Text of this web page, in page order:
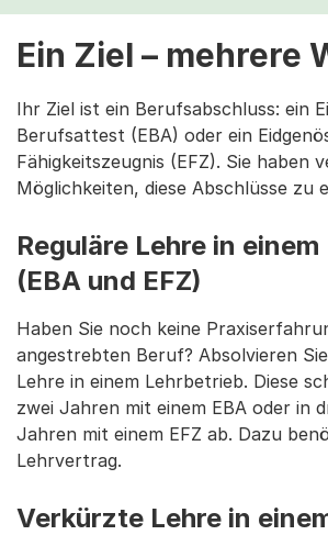
Ein Ziel – mehrere
Ihr Ziel ist ein Berufsabschluss: ein
Berufsattest (EBA) oder ein
Fähigkeitszeugnis (EFZ). Sie haben
Möglichkeiten, diese Abschlüsse zu
Reguläre Lehre in
(EBA und EFZ)
Haben Sie noch keine
angestrebten Beruf? Absolvieren
Lehre in einem Lehrbetrieb. Diese
zwei Jahren mit einem EBA oder in
Jahren mit einem EFZ ab. Dazu
Lehrvertrag.
Verkürzte Lehre in